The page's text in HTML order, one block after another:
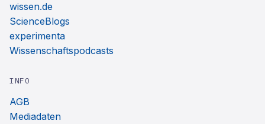
wissen.de
ScienceBlogs
experimenta
Wissenschaftspodcasts
INFO
AGB
Mediadaten